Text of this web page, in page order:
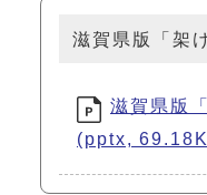
滋賀県版「架
滋賀県版
(pptx,